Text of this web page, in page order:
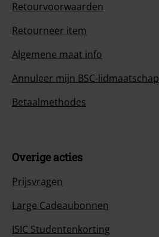
Retourvoorwaarden
Retourneer item
Algemene maat info
Annuleer mijn BSC-lidmaatschap
Betaalmethodes
Overige acties
Prijsvragen
Large Cadeaubonnen
ISIC Studentenkorting